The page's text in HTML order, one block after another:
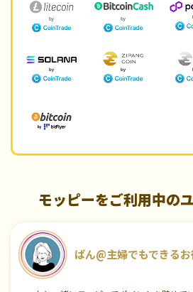
モッピーをご利用中の
ぱん@主婦でもできる